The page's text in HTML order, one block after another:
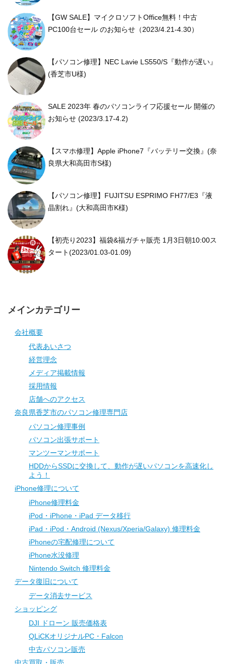
【GW SALE】マイクロソフトOffice無料！中古
PC100台セール のお知らせ（2023/4.21-4.30）
【パソコン修理】NEC Lavie LS550/S『動作が遅い』
(香芝市U様)
SALE 2023年 春のパソコンライフ応援セール 開催の
お知らせ (2023/3.17-4.2)
【スマホ修理】Apple iPhone7『バッテリー交換』(奈
良県大和高田市S様)
【パソコン修理】FUJITSU ESPRIMO FH77/E3『液
晶割れ』(大和高田市K様)
【初売り2023】福袋&福ガチャ販売 1月3日朝10:00ス
タート(2023/01.03-01.09)
メインカテゴリー
会社概要
代表あいさつ
経営理念
メディア掲載情報
採用情報
店舗へのアクセス
奈良県香芝市のパソコン修理専門店
パソコン修理事例
パソコン出張サポート
マンツーマンサポート
HDDからSSDに交換して、動作が遅いパソコンを高速化し
よう！
iPhone修理について
iPhone修理料金
iPod・iPhone・iPad データ移行
iPad・iPod・Android (Nexus/Xperia/Galaxy) 修理料金
iPhoneの宅配修理について
iPhone水没修理
Nintendo Switch 修理料金
データ復旧について
データ消去サービス
ショッピング
DJI ドローン 販売価格表
QLiCKオリジナルPC・Falcon
中古パソコン販売